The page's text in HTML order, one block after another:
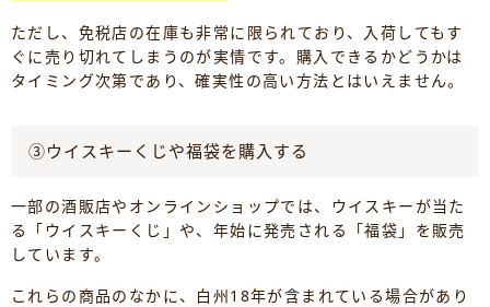
ただし、免税店の在庫も非常に限られており、入荷してもす
ぐに売り切れてしまうのが実情です。購入できるかどうかは
タイミング次第であり、確実性の高い方法とはいえません。
③ウイスキーくじや福袋を購入する
一部の酒販店やオンラインショップでは、ウイスキーが当た
る「ウイスキーくじ」や、年始に発売される「福袋」を販売
しています。
これらの商品のなかに、白州18年が含まれている場合があり